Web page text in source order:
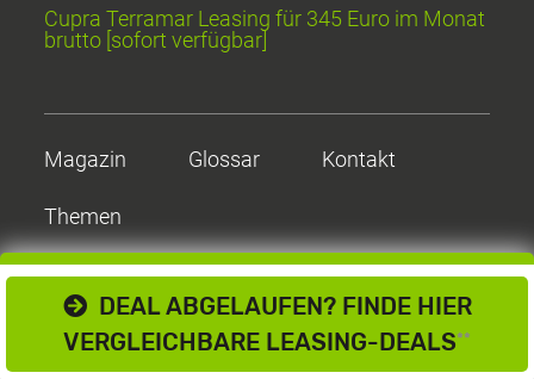
DEAL ABGELAUFEN? FINDE HIER
VERGLEICHBARE LEASING-DEALS**
Cupra Terramar Leasing für 345 Euro im Monat
brutto [sofort verfügbar]
Magazin Glossar Kontakt
Themen